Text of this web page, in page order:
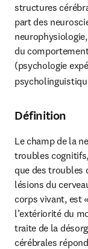
structures
part des
du
(psychologie
Définition
Le champ de la
troubles
que des troubles
lésions du
corps vivant, est
l’extériorité du
traite de la
cérébrales